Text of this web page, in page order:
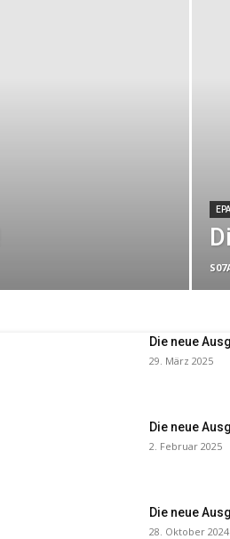
Die neue
29. März 2025
Die neue
2. Februar 2025
Die neue
28. Oktober 2024